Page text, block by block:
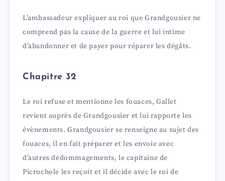
L’ambassadeur expliquer au roi que Grandgousier ne
comprend pas la cause de la guerre et lui intime
d’abandonner et de payer pour réparer les dégâts.
Chapitre 32
Le roi refuse et mentionne les fouaces, Gallet
revient auprès de Grandgousier et lui rapporte les
évènements. Grandgousier se renseigne au sujet des
fouaces, il en fait préparer et les envoie avec
d’autres dédommagements, le capitaine de
Picrochole les reçoit et il décide avec le roi de